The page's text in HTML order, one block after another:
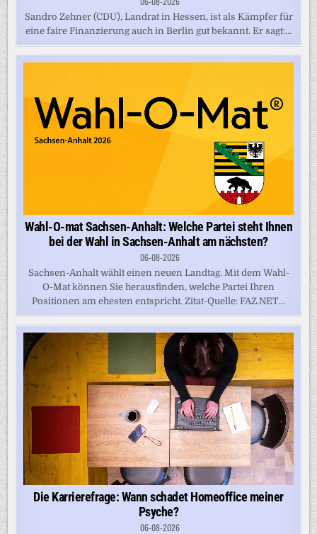
Sandro Zehner (CDU), Landrat in Hessen, ist als Kämpfer für
eine faire Finanzierung auch in Berlin gut bekannt. Er sagt:...
Wahl-O-mat Sachsen-Anhalt: Welche Partei steht Ihnen
bei der Wahl in Sachsen-Anhalt am nächsten?
06-08-2026
Sachsen-Anhalt wählt einen neuen Landtag. Mit dem Wahl-
O-Mat können Sie herausfinden, welche Partei Ihren
Positionen am ehesten entspricht. Zitat-Quelle: FAZ.NET...
Die Karrierefrage: Wann schadet Homeoffice meiner
Psyche?
06-08-2026